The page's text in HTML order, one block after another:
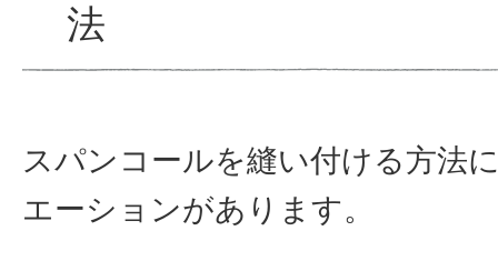
法
スパンコールを縫い付ける方法
エーションがあります。